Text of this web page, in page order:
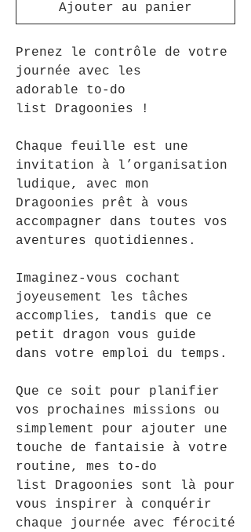
Ajouter au panier
Prenez le contrôle de votre
journée avec les
adorable to-do
list Dragoonies !
Chaque feuille est une
invitation à l’organisation
ludique, avec mon
Dragoonies prêt à vous
accompagner dans toutes vos
aventures quotidiennes.
Imaginez-vous cochant
joyeusement les tâches
accomplies, tandis que ce
petit dragon vous guide
dans votre emploi du temps.
Que ce soit pour planifier
vos prochaines missions ou
simplement pour ajouter une
touche de fantaisie à votre
routine, mes to-do
list Dragoonies sont là pour
vous inspirer à conquérir
chaque journée avec férocité